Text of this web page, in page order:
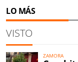
LO MÁS
VISTO
ZAMORA